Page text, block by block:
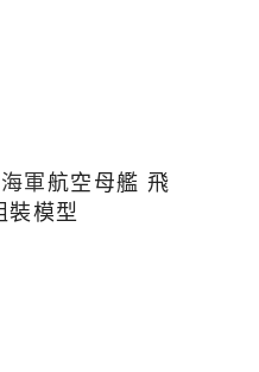
費。
（以下簡稱本公司）所提供，讓
公司帳單繳交帳款。
約關係目的，商店將以您的個人
大哥大進項蒐集、處理及利用，
運費
運費
軍航空母艦 飛
模型